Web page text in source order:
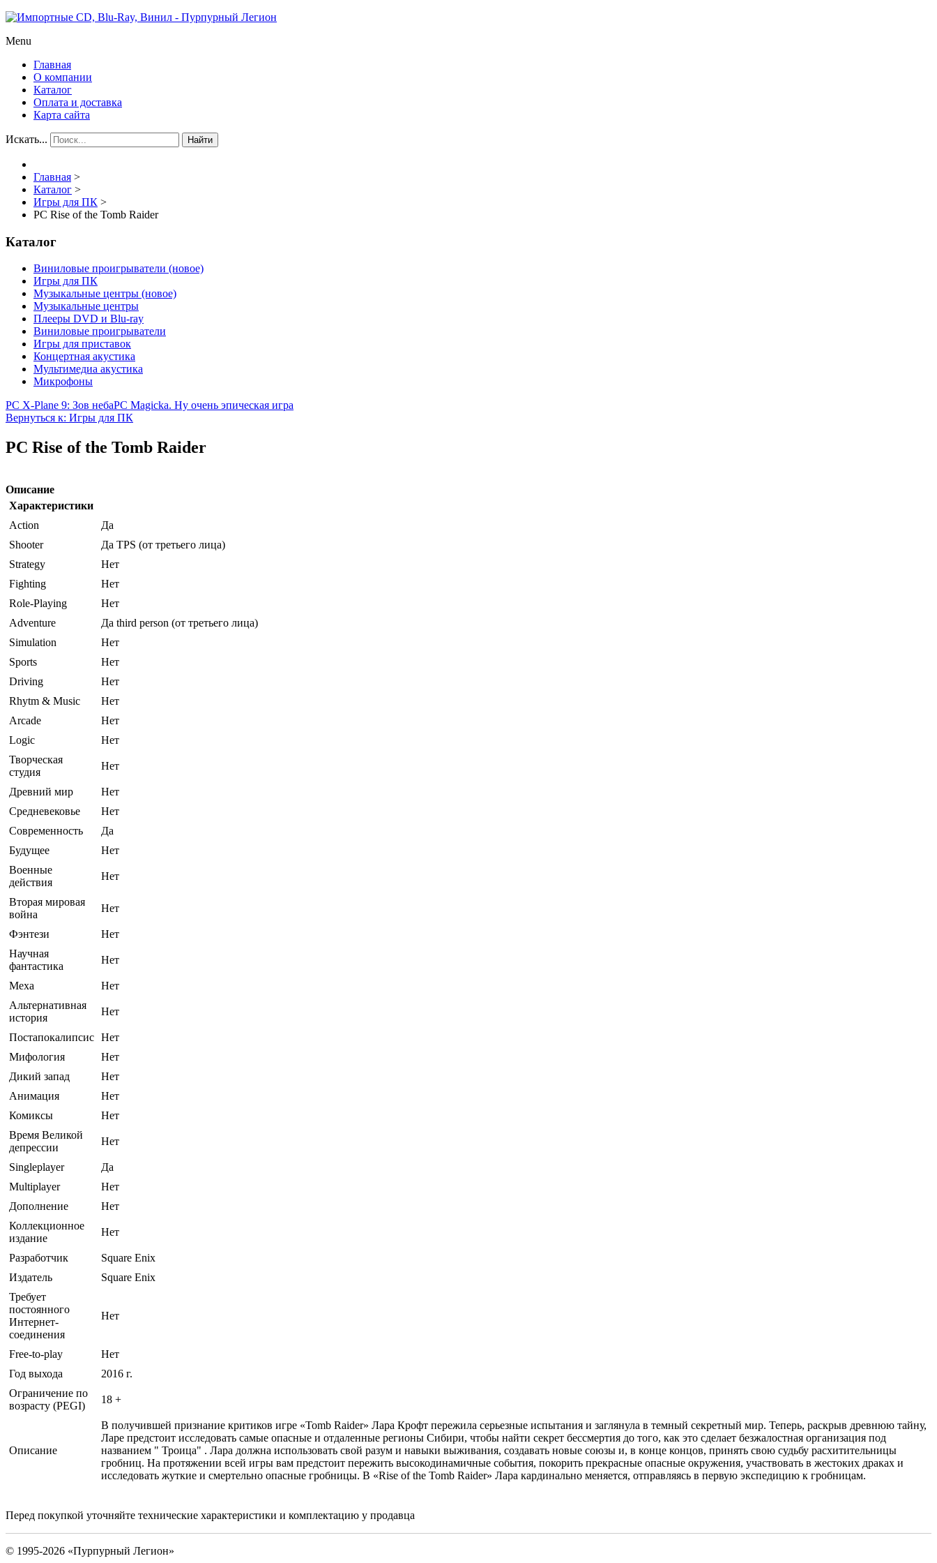
Menu
Главная
О компании
Каталог
Оплата и доставка
Карта сайта
Искать... Найти
Главная >
Каталог >
Игры для ПК >
PC Rise of the Tomb Raider
Каталог
Виниловые проигрыватели (новое)
Игры для ПК
Музыкальные центры (новое)
Музыкальные центры
Плееры DVD и Blu-ray
Виниловые проигрыватели
Игры для приставок
Концертная акустика
Мультимедиа акустика
Микрофоны
PC X-Plane 9: Зов небаPC Magicka. Ну очень эпическая игра
Вернуться к: Игры для ПК
PC Rise of the Tomb Raider
Описание
Характеристики
Action
Да
Shooter
Да TPS (от третьего лица)
Strategy
Нет
Fighting
Нет
Role-Playing
Нет
Adventure
Да third person (от третьего лица)
Simulation
Нет
Sports
Нет
Driving
Нет
Rhytm & Music
Нет
Arcade
Нет
Logic
Нет
Творческая
студия
Нет
Древний мир
Нет
Средневековье
Нет
Современность
Да
Будущее
Нет
Военные
действия
Нет
Вторая мировая
война
Нет
Фэнтези
Нет
Научная
фантастика
Нет
Меха
Нет
Альтернативная
история
Нет
Постапокалипсис Нет
Мифология
Нет
Дикий запад
Нет
Анимация
Нет
Комиксы
Нет
Время Великой
депрессии
Нет
Singleplayer
Да
Multiplayer
Нет
Дополнение
Нет
Коллекционное
издание
Нет
Разработчик
Square Enix
Издатель
Square Enix
Требует
постоянного
Интернет-
соединения
Нет
Free-to-play
Нет
Год выхода
2016 г.
Ограничение по
возрасту (PEGI)
18 +
Описание
В получившей признание критиков игре «Tomb Raider» Лара Крофт пережила серьезные испытания и заглянула в темный секретный мир. Теперь, раскрыв древнюю тайну,
Ларе предстоит исследовать самые опасные и отдаленные регионы Сибири, чтобы найти секрет бессмертия до того, как это сделает безжалостная организация под
названием " Троица" . Лара должна использовать свой разум и навыки выживания, создавать новые союзы и, в конце концов, принять свою судьбу расхитительницы
гробниц. На протяжении всей игры вам предстоит пережить высокодинамичные события, покорить прекрасные опасные окружения, участвовать в жестоких драках и
исследовать жуткие и смертельно опасные гробницы. В «Rise of the Tomb Raider» Лара кардинально меняется, отправляясь в первую экспедицию к гробницам.
Перед покупкой уточняйте технические характеристики и комплектацию у продавца
© 1995-2026 «Пурпурный Легион»